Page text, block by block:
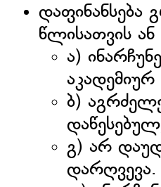
წლისათვის
ა)
აკადემიურ
ბ)
გ) არ
დარღვევა.